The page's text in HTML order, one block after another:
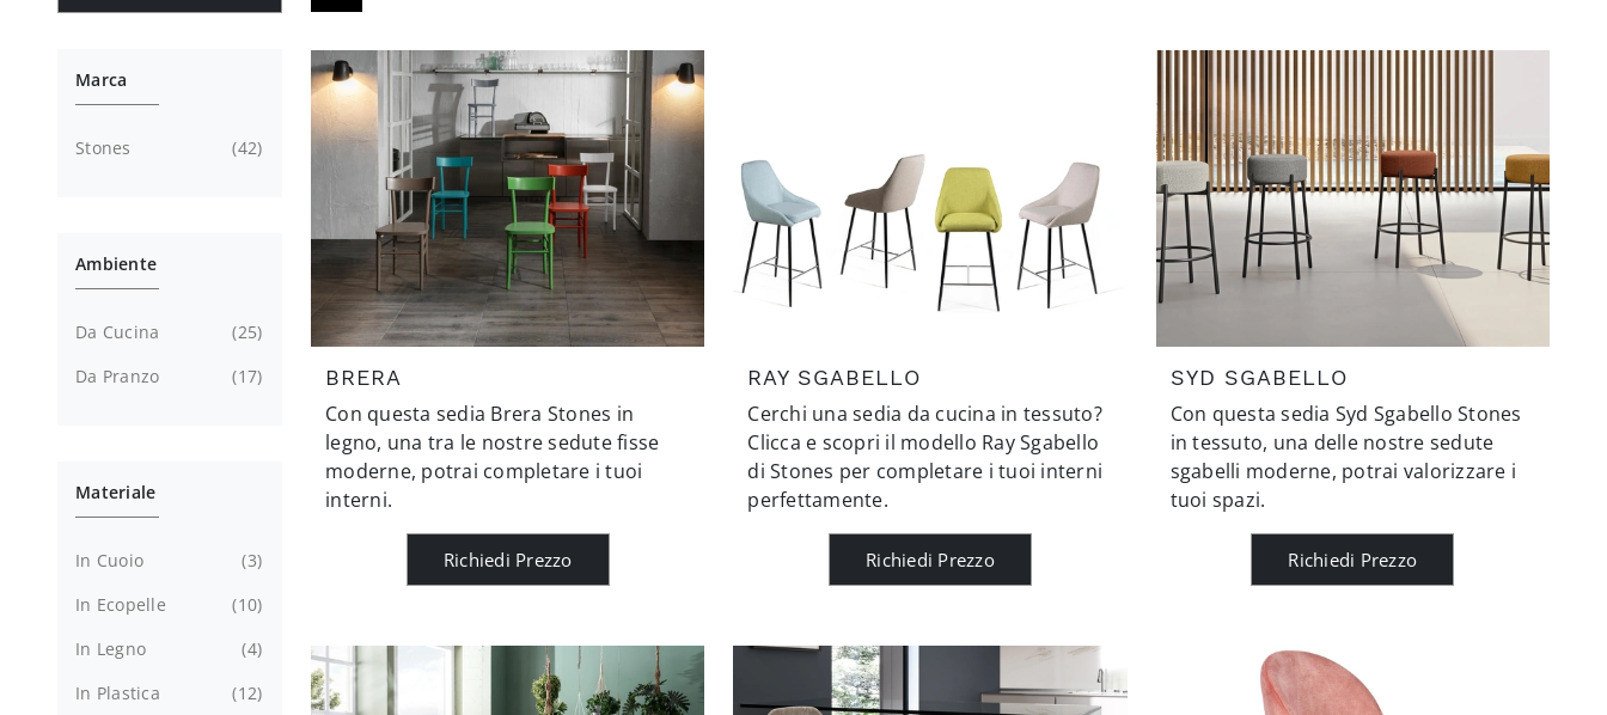
BRERA
Con questa sedia Brera Stones in
legno, una tra le nostre sedute fisse
moderne, potrai completare i tuoi
interni.
Richiedi Prezzo
RAY SGABELLO
Cerchi una sedia da cucina in tessuto?
Clicca e scopri il modello Ray Sgabello
di Stones per completare i tuoi interni
perfettamente.
Richiedi Prezzo
SYD SGABELLO
Con questa sedia Syd Sgabello Stones
in tessuto, una delle nostre sedute
sgabelli moderne, potrai valorizzare i
tuoi spazi.
Richiedi Prezzo
Marca
Stones 42
Ambiente
Da Cucina
25
Da Pranzo
17
Materiale
In Cuoio
3
In Ecopelle
10
In Legno
4
In Plastica
12